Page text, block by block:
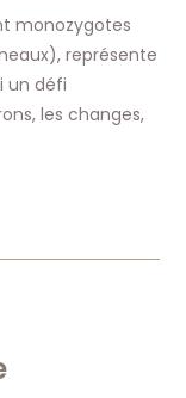
monozygotes
représente
un défi
les changes,